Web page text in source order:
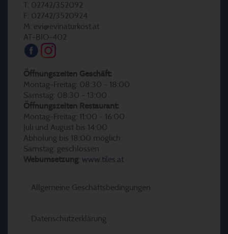
T: 02742/352092
F: 02742/3520924
M: evi@evinaturkost.at
AT-BIO-402
Öffnungszeiten Geschäft:
Montag-Freitag: 08:30 - 18:00
Samstag: 08:30 - 13:00
Öffnungszeiten Restaurant:
Montag-Freitag: 11:00 - 16:00
Juli und August bis 14:00
Abholung bis 18:00 möglich
Samstag: geschlossen
Webumsetzung: www.tiles.at
Allgemeine Geschäftsbedingungen
Datenschutzerklärung